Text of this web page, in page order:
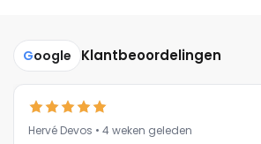
Deze
optie
kan
gekozen
worden
Google Klantbeoordelingen
Hervé Devos • 4 weken geleden